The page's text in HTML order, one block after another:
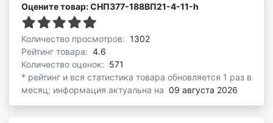
Оцените товар: СНП377-188ВП21-4-11-h
Количество просмотров: 1302
Рейтинг товара: 4.6
Количество оценок: 571
* рейтинг и вся статистика товара обновляется 1 раз в
месяц; информация актуальна на 09 августа 2026